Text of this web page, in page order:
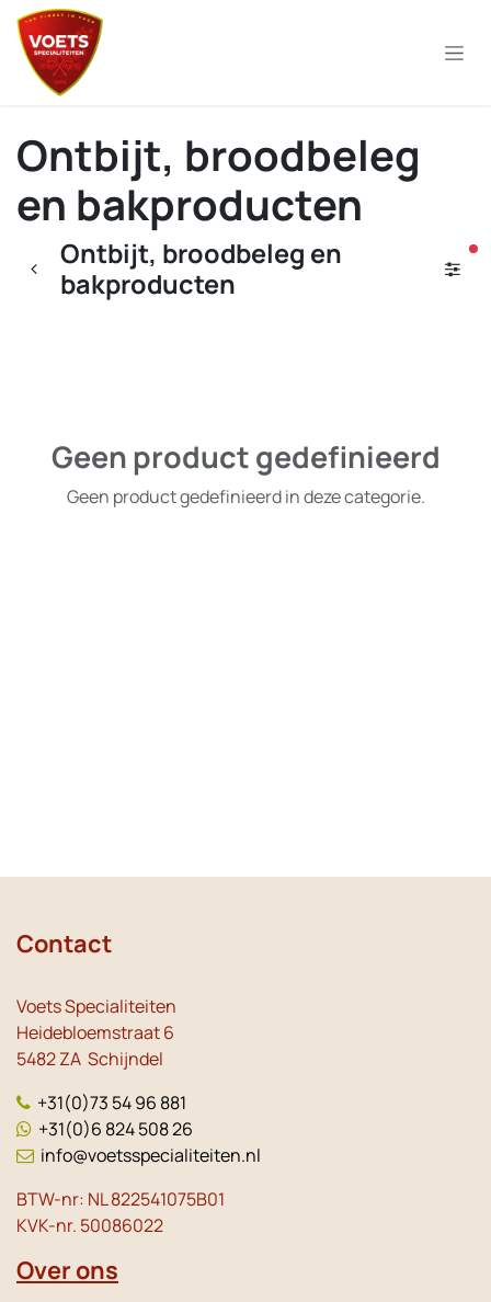
Overslaan naar inhoud
Ontbijt, broodbeleg
en bakproducten
Ontbijt, broodbeleg en
bakproducten
Geen product gedefinieerd
Geen product gedefinieerd in deze categorie.
Contact
Voets Specialiteiten
Heidebloemstraat 6
5482 ZA Schijndel
+31(0)73 54 96 881
+31(0)6 824 508 26
info@voetsspecialiteiten.nl
BTW-nr: NL 822541075B01
KVK-nr. 50086022
Over ons